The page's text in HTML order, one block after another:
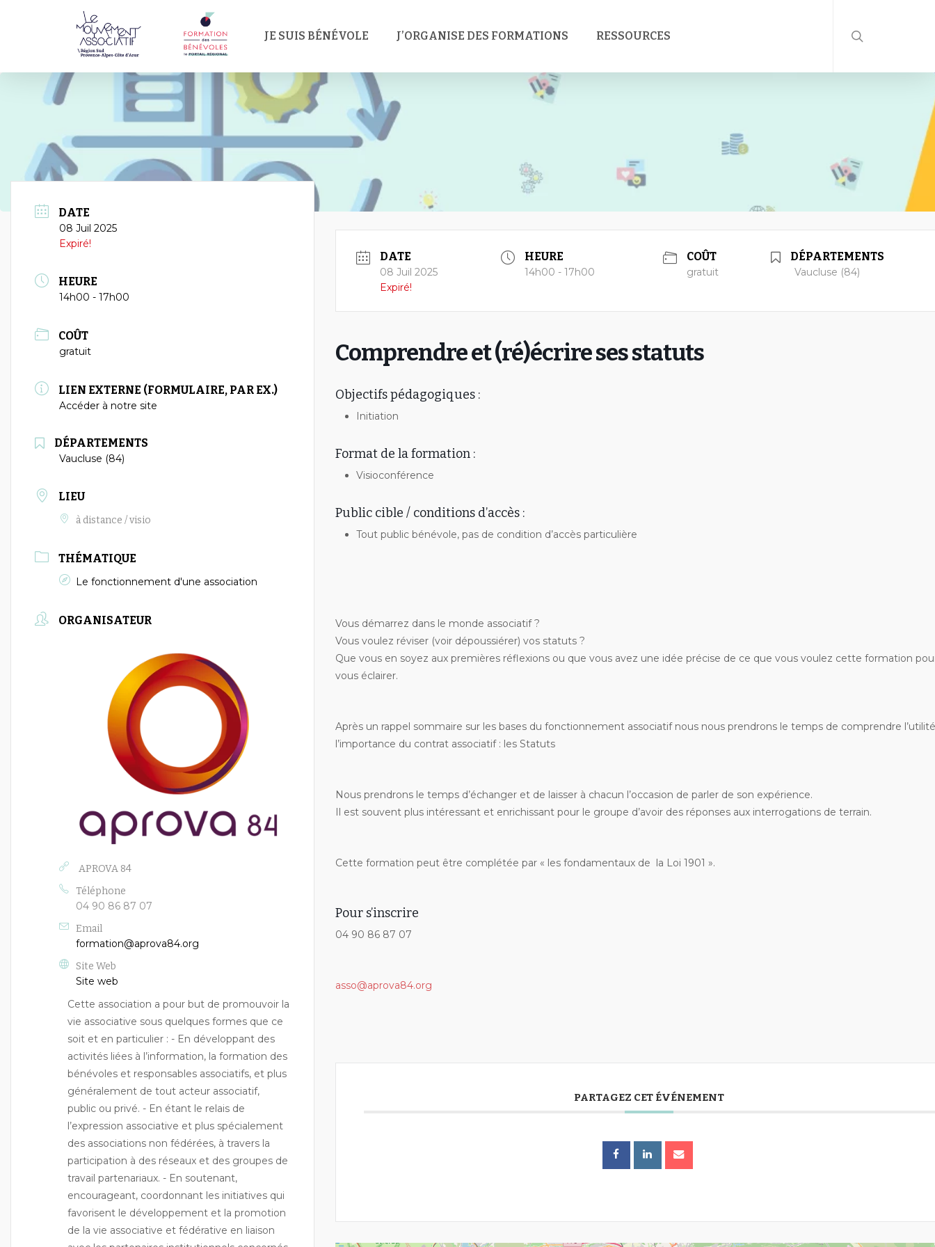
JE SUIS BÉNÉVOLE J’ORGANISE DES FORMATIONS RESSOURCES
DATE
08 Juil 2025
Expiré!
HEURE
14h00 - 17h00
COÛT
gratuit
LIEN EXTERNE (FORMULAIRE, PAR EX.)
Accéder à notre site
DÉPARTEMENTS
Vaucluse (84)
LIEU
à distance / visio
THÉMATIQUE
Le fonctionnement d'une association
ORGANISATEUR
APROVA 84
Téléphone
04 90 86 87 07
Email
formation@aprova84.org
Site Web
Site web
Cette association a pour but de promouvoir la
vie associative sous quelques formes que ce
soit et en particulier : - En développant des
activités liées à l’information, la formation des
bénévoles et responsables associatifs, et plus
généralement de tout acteur associatif,
public ou privé. - En étant le relais de
l’expression associative et plus spécialement
des associations non fédérées, à travers la
participation à des réseaux et des groupes de
travail partenariaux. - En soutenant,
encourageant, coordonnant les initiatives qui
favorisent le développement et la promotion
de la vie associative et fédérative en liaison
DATE
08 Juil 2025
Expiré!
HEURE
14h00 - 17h00
COÛT
gratuit
DÉPARTEMENTS
Vaucluse (84)
Comprendre et (ré)écrire ses statuts
Objectifs pédagogiques :
Initiation
Format de la formation :
Visioconférence
Public cible / conditions d’accès :
Tout public bénévole, pas de condition d’accès particulière
Vous démarrez dans le monde associatif ?
Vous voulez réviser (voir dépoussiérer) vos statuts ?
Que vous en soyez aux premières réflexions ou que vous avez une idée précise de ce que vous voulez cette formation
vous éclairer.
Après un rappel sommaire sur les bases du fonctionnement associatif nous nous prendrons le temps de comprendre
l’importance du contrat associatif : les Statuts
Nous prendrons le temps d’échanger et de laisser à chacun l’occasion de parler de son expérience.
Il est souvent plus intéressant et enrichissant pour le groupe d’avoir des réponses aux interrogations de terrain.
Cette formation peut être complétée par « les fondamentaux de la Loi 1901 ».
Pour s’inscrire
04 90 86 87 07
asso@aprova84.org
PARTAGEZ CET ÉVÉNEMENT